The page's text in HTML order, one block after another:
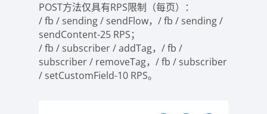
POST方法仅具有RPS限制（每页）：
/ fb / sending / sendFlow，/ fb / sending /
sendContent-25 RPS；
/ fb / subscriber / addTag，/ fb /
subscriber / removeTag，/ fb / subscriber
/ setCustomField-10 RPS。